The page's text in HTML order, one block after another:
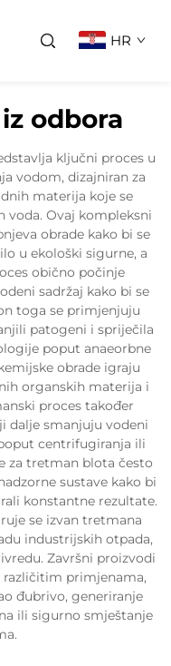
HR
odbora
ključni proces u
vodom, dizajniran za
materija koje se
voda. Ovaj kompleksni
obrade kako bi se
u ekološki sigurne, a
obično počinje
sadržaj kako bi se
toga se primjenjuju
patogeni i spriječila
poput anaeorbne
obrade igraju
organskih materija i
proces također
dalje smanjuju vodeni
centrifugiranja ili
za tretman blota često
sustave kako bi
konstantne rezultate.
se izvan tretmana
industrijskih otpada,
Završni proizvodi
primjenama,
đubrivo, generiranje
ili sigurno smještanje